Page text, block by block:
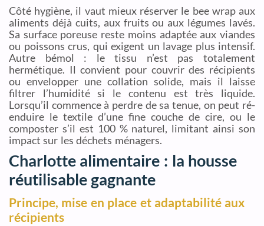
Côté hygiène, il vaut mieux réserver le bee wrap aux
aliments déjà cuits, aux fruits ou aux légumes lavés.
Sa surface poreuse reste moins adaptée aux viandes
ou poissons crus, qui exigent un lavage plus intensif.
Autre bémol : le tissu n’est pas totalement
hermétique. Il convient pour couvrir des récipients
ou envelopper une collation solide, mais il laisse
filtrer l’humidité si le contenu est très liquide.
Lorsqu’il commence à perdre de sa tenue, on peut ré-
enduire le textile d’une fine couche de cire, ou le
composter s’il est 100 % naturel, limitant ainsi son
impact sur les déchets ménagers.
Charlotte alimentaire : la housse
réutilisable gagnante
Principe, mise en place et adaptabilité aux
récipients